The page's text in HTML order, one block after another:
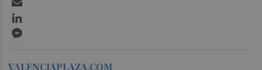
VALENCIAPLAZA.COM